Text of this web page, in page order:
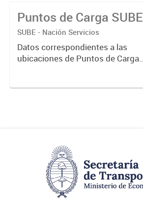
Puntos de Carga SUBE
SUBE - Nación Servicios
Datos correspondientes a las
ubicaciones de Puntos de Carga